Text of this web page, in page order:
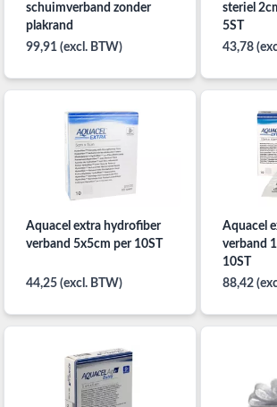
schuimverband zonder
plakrand
99,91 (excl. BTW)
steriel 2cm x 45cm doos a
5ST
43,78
Aquacel extra hydrofiber
verband 5x5cm per 10ST
44,25 (excl. BTW)
Aquacel
verband
10ST
88,42